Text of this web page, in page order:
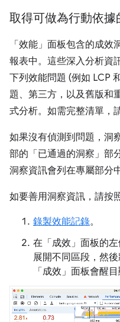
取得可做為行動依據
「效能」 面板包含的成效
報表中。這些深入分析資
下列效能問題 (例如 LCP
題、第三方，以及舊版和
式分析。如需完整清單，
如果沒有偵測到問題，洞
部的「已通過的洞察」 部
洞察資訊會列在專屬部分中
如要善用洞察資訊，請按
錄製效能記錄。
在「成效」 面板的左
展開不同區段，然後
「成效」 面板會醒目